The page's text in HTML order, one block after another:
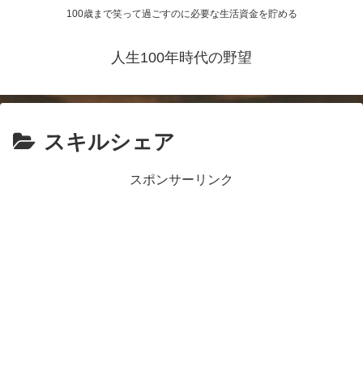
100歳まで笑って過ごすのに必要な生活資金を貯める
人生100年時代の野望
スキルシェア
スポンサーリンク